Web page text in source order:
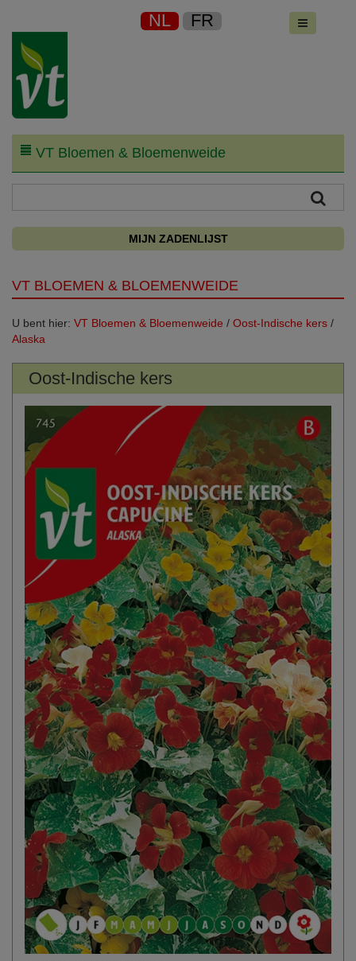
NL FR
VT Bloemen & Bloemenweide
MIJN ZADENLIJST
VT BLOEMEN & BLOEMENWEIDE
U bent hier: VT Bloemen & Bloemenweide / Oost-Indische kers /
Alaska
Oost-Indische kers